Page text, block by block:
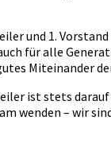
und 1.
für alle
Miteinander
ist stets
wenden – wir